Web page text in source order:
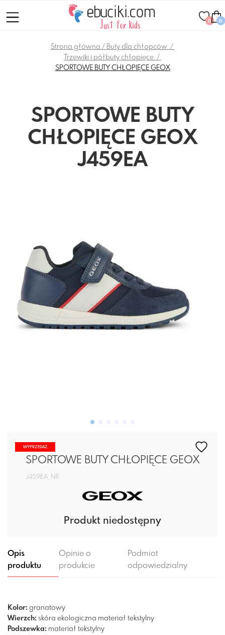
0 0
Strona główna
Buty dla chłopców
Trzewiki i półbuty chłopięce
SPORTOWE BUTY CHŁOPIĘCE GEOX
SPORTOWE BUTY
CHŁOPIĘCE GEOX
J459EA
WYPRZEDAŻ
SPORTOWE BUTY CHŁOPIĘCE GEOX
J459EA_NR
Produkt niedostępny
Opis
produktu
Opinie o
produkcie
Podmiot
odpowiedzialny
Kolor: granatowy
Wierzch: skóra ekologiczna materiał tekstylny
Podszewka: materiał tekstylny